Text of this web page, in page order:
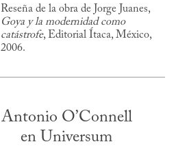
Reseña de la obra de Jorge Juanes,
Goya y la modernidad como
catástrofe, Editorial Ítaca, México,
2006.
Antonio O’Connell
en Universum